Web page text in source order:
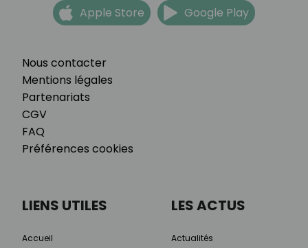
Nous contacter
Mentions légales
Partenariats
CGV
FAQ
Préférences cookies
Apple Store Google Play
LIENS UTILES
Accueil
LES ACTUS
Actualités